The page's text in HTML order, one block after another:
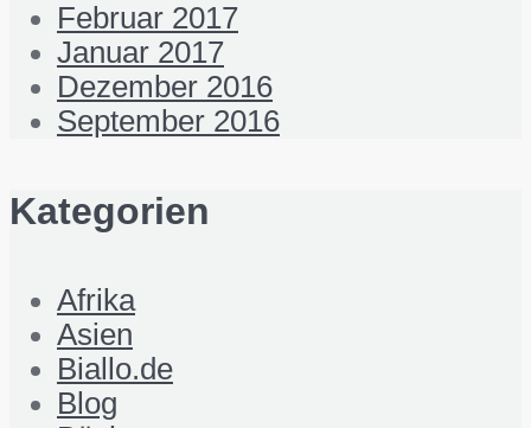
Februar 2017
Januar 2017
Dezember 2016
September 2016
Kategorien
Afrika
Asien
Biallo.de
Blog